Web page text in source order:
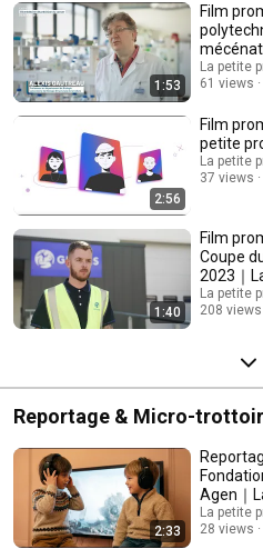
1:53
Film
La petite
61 views
2:56
Film
petite
La petite
37 views
1:40
Film
Coupe
2023｜
La petite
208 views
Reportage & Micro-trottoir
2:33
Agen｜
La petite
28 views